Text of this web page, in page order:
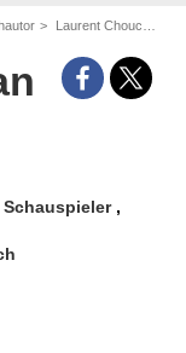
Laurent Chouchan
Schauspieler ,